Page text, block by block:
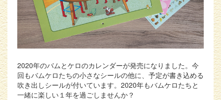
2020年のバムとケロのカレンダーが発売になりました。今
回もバムケロたちの小さなシールの他に、予定が書き込める
吹き出しシールが付いています。2020年もバムケロたちと
一緒に楽しい１年を過ごしませんか？